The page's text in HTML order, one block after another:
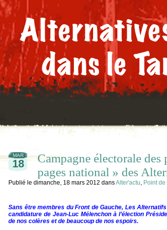
MAR
18
Campagne électorale
pages national » des
Publié le dimanche, 18 mars 2012 dansAlter'actu, Point de
Sans être membres du Front de Gauche, Les
candidature de Jean-Luc Mélenchon à l’élection
de nos colères et de beaucoup de nos espoirs.